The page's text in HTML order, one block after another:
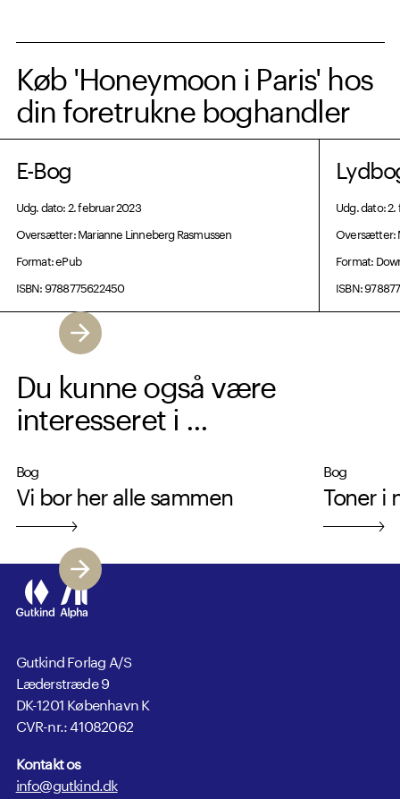
Køb 'Honeymoon i Paris' hos
din foretrukne boghandler
E-Bog
Udg. dato: 2. februar 2023
Oversætter: Marianne Linneberg Rasmussen
Format: ePub
ISBN: 9788775622450
Udg. dato:
Oversætter:
Format:
ISBN:
Du kunne også være
interesseret i ...
Bog
Vi bor her alle sammen
Bog
Toner i
Gutkind Forlag A/S
Læderstræde 9
DK-1201 København K
CVR-nr.: 41082062
Kontakt os
info@gutkind.dk